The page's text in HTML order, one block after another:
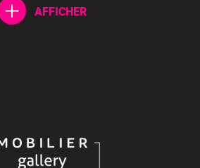
AFFICHER